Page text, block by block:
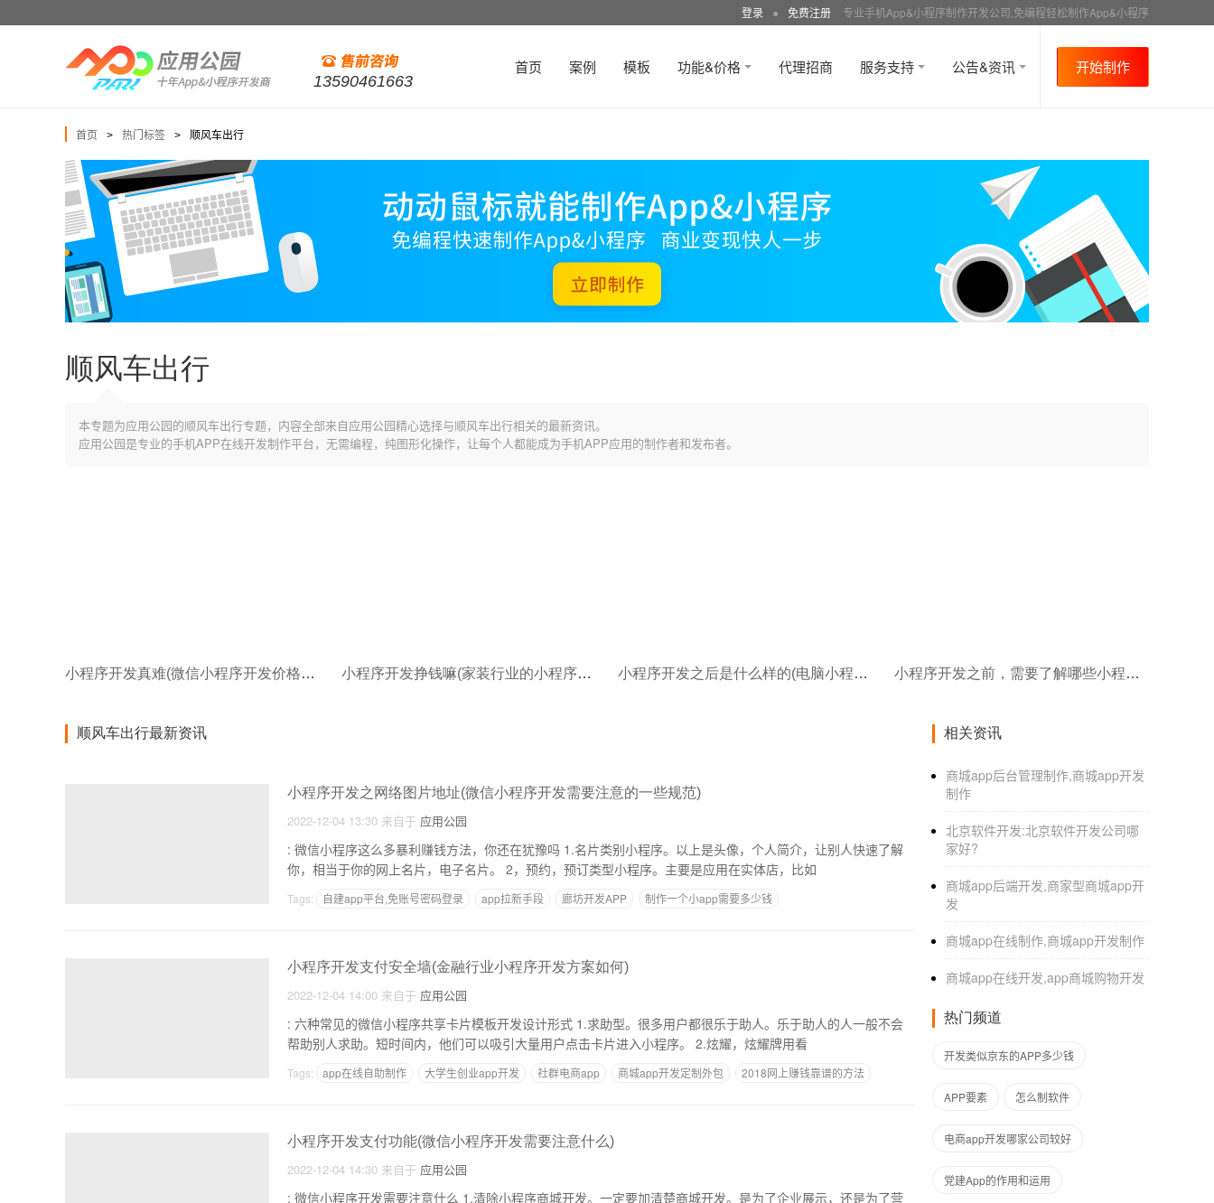
登录 ● 免费注册 专业手机App&小程序制作开发公司,免编程轻松制作App&小程序
13590461663
首页 案例 模板 功能&价格 代理招商 服务支持 公告&资讯 开始制作
首页 > 热门标签 > 顺风车出行
顺风车出行
本专题为应用公园的顺风车出行专题，内容全部来自应用公园精心选择与顺风车出行相关的最新资讯。
应用公园是专业的手机APP在线开发制作平台，无需编程，纯图形化操作，让每个人都能成为手机APP应用的制作者和发布者。
小程序开发真难(微信小程序开发价格受哪些原因影响) 小程序开发挣钱嘛(家装行业的小程序介绍装修公司小程序开发) 小程序开发之后是什么样的(电脑小程序开发怎么做小程序开发的流程有哪些) 小程序开发之前，需要了解哪些小程序方面的知识
顺风车出行最新资讯
小程序开发之网络图片地址(微信小程序开发需要注意的一些规范)
2022-12-04 13:30 来自于 应用公园
: 微信小程序这么多暴利赚钱方法，你还在犹豫吗 1.名片类别小程序。以上是头像，个人简介，让别人快速了解
你，相当于你的网上名片，电子名片。 2，预约，预订类型小程序。主要是应用在实体店，比如
Tags: 自建app平台,免账号密码登录 app拉新手段 廊坊开发APP
制作一个小app需要多少钱
小程序开发支付安全墙(金融行业小程序开发方案如何)
2022-12-04 14:00 来自于 应用公园
: 六种常见的微信小程序共享卡片模板开发设计形式 1.求助型。很多用户都很乐于助人。乐于助人的人一般不会
帮助别人求助。短时间内，他们可以吸引大量用户点击卡片进入小程序。 2.炫耀，炫耀牌用看
Tags: app在线自助制作 大学生创业app开发 社群电商app 商城app开发定制外包
2018网上赚钱靠谱的方法
小程序开发支付功能(微信小程序开发需要注意什么)
2022-12-04 14:30 来自于 应用公园
: 微信小程序开发需要注意什么 1.清除小程序商城开发。一定要加清楚商城开发。是为了企业展示，还是为了营
相关资讯
商城app后台管理制作,商城app开发
制作
北京软件开发:北京软件开发公司哪
家好?
商城app后端开发,商家型商城app开
发
商城app在线制作,商城app开发制作
商城app在线开发,app商城购物开发
热门频道
开发类似京东的APP多少钱
APP要素 怎么制软件
电商app开发哪家公司较好
党建App的作用和运用